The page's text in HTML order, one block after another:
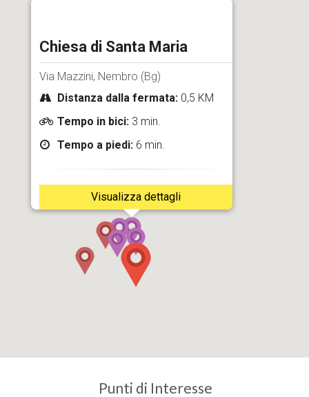
Chiesa di Santa Maria
Via Mazzini, Nembro (Bg)
Distanza dalla fermata: 0,5 KM
Tempo in bici: 3 min.
Tempo a piedi: 6 min.
Visualizza dettagli
Punti di Interesse